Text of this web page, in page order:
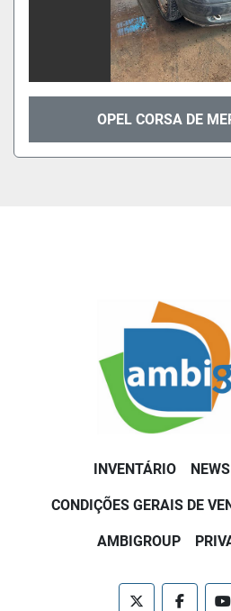
OPEL CORSA DE
INVENTÁRIO NEWS
CONDIÇÕES GERAIS DE
AMBIGROUP